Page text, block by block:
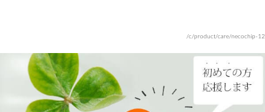
/c/product/care/necochip-12